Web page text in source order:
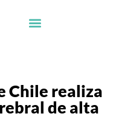
Chile realiza
de alta